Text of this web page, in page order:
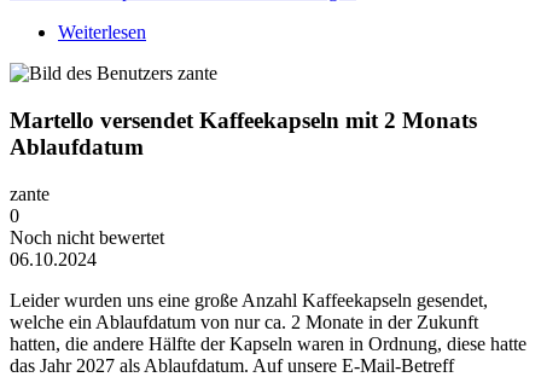
Weiterlesen
Lösungen
Martello versendet Kaffeekapseln mit 2 Monats
Ablaufdatum
zante
0
Noch nicht bewertet
06.10.2024
Leider wurden uns eine große Anzahl Kaffeekapseln gesendet,
welche ein Ablaufdatum von nur ca. 2 Monate in der Zukunft
hatten, die andere Hälfte der Kapseln waren in Ordnung, diese hatte
das Jahr 2027 als Ablaufdatum. Auf unsere E-Mail-Betreff